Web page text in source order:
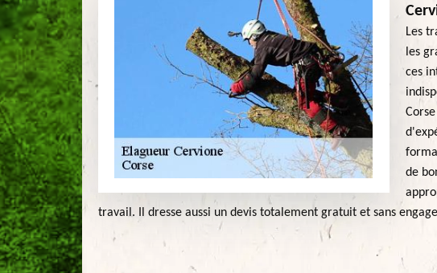
Les
les
ces
de
travail. Il dresse aussi un devis totalement gratuit et sans